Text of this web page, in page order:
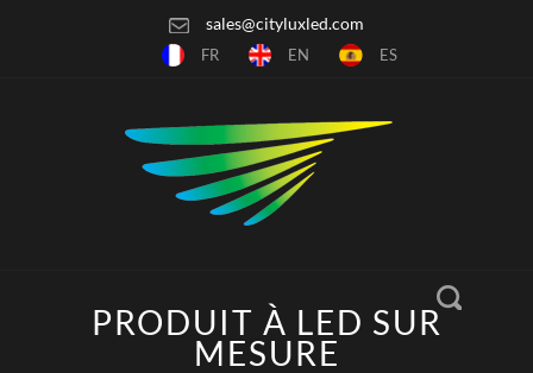
sales@cityluxled.com
FR EN ES
PRODUIT À LED SUR
MESURE